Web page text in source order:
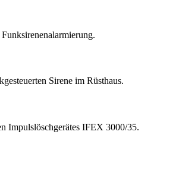
Sirene im Rüsthaus.
Impulslöschgerätes IFEX 3000/35.